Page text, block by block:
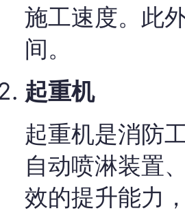
施工速度。此
间。
起重机
起重机是消防
自动喷淋装置
效的提升能力